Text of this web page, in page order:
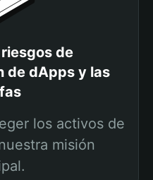
de
de dApps y las
los activos de
misión